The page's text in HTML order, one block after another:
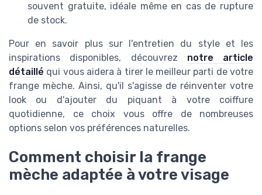
souvent gratuite, idéale même en cas de rupture
de stock.
Pour en savoir plus sur l'entretien du style et les
inspirations disponibles, découvrez notre article
détaillé qui vous aidera à tirer le meilleur parti de votre
frange mèche. Ainsi, qu'il s'agisse de réinventer votre
look ou d'ajouter du piquant à votre coiffure
quotidienne, ce choix vous offre de nombreuses
options selon vos préférences naturelles.
Comment choisir la frange
mèche adaptée à votre visage